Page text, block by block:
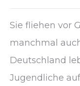
Sie fliehen vor
manchmal
Deutschland
Jugendliche